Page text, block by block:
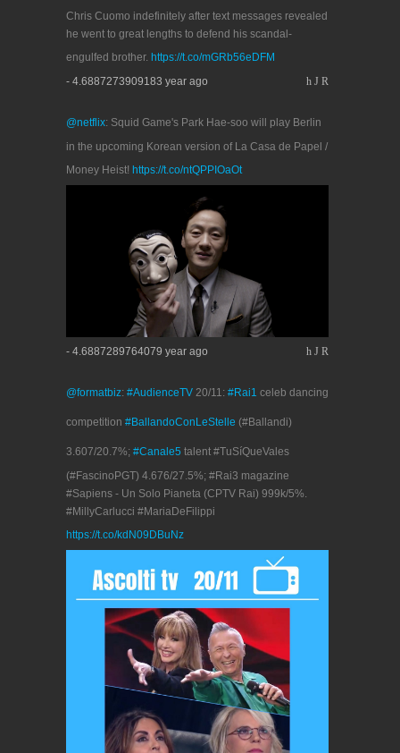
Chris Cuomo indefinitely after text messages revealed
he went to great lengths to defend his scandal-
engulfed brother. https://t.co/mGRb56eDFM
- 4.6887273909183 year ago
h J R
@netflix: Squid Game's Park Hae-soo will play Berlin
in the upcoming Korean version of La Casa de Papel /
Money Heist! https://t.co/ntQPPIOaOt
- 4.6887289764079 year ago h J R
@formatbiz: #AudienceTV 20/11: #Rai1 celeb dancing
competition #BallandoConLeStelle (#Ballandi)
3.607/20.7%; #Canale5 talent #TuSíQueVales
(#FascinoPGT) 4.676/27.5%; #Rai3 magazine
#Sapiens - Un Solo Pianeta (CPTV Rai) 999k/5%.
#MillyCarlucci #MariaDeFilippi
https://t.co/kdN09DBuNz